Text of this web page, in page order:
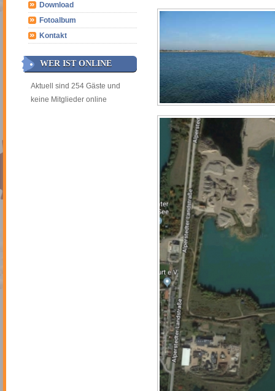
Download
Fotoalbum
Kontakt
WER IST ONLINE
Aktuell sind 254 Gäste und
keine Mitglieder online